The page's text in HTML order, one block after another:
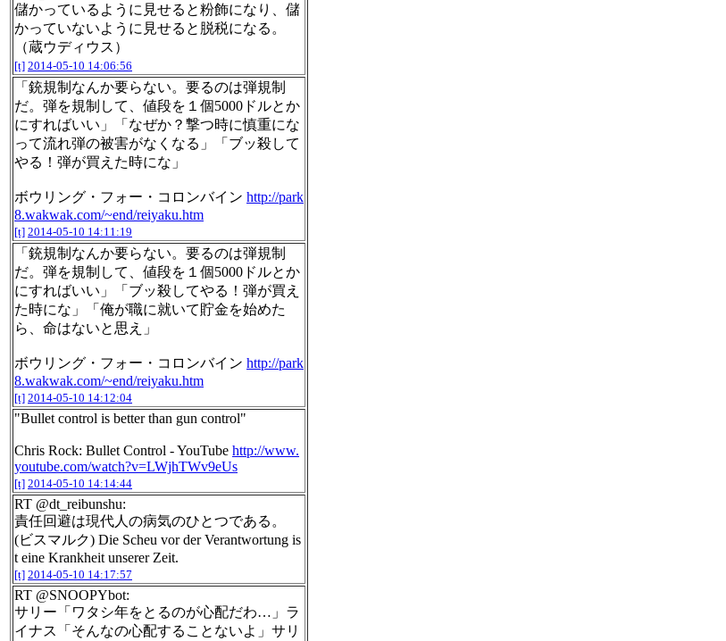
儲かっているように見せると粉飾になり、儲
かっていないように見せると脱税になる。
（蔵ウディウス）
[t] 2014-05-10 14:06:56
「銃規制なんか要らない。要るのは弾規制
だ。弾を規制して、値段を１個5000ドルとか
にすればいい」「なぜか？撃つ時に慎重にな
って流れ弾の被害がなくなる」「ブッ殺して
やる！弾が買えた時にな」
ボウリング・フォー・コロンバイン http://park
8.wakwak.com/~end/reiyaku.htm
[t] 2014-05-10 14:11:19
「銃規制なんか要らない。要るのは弾規制
だ。弾を規制して、値段を１個5000ドルとか
にすればいい」「ブッ殺してやる！弾が買え
た時にな」「俺が職に就いて貯金を始めた
ら、命はないと思え」
ボウリング・フォー・コロンバイン http://park
8.wakwak.com/~end/reiyaku.htm
[t] 2014-05-10 14:12:04
"Bullet control is better than gun control"
Chris Rock: Bullet Control - YouTube http://www.
youtube.com/watch?v=LWjhTWv9eUs
[t] 2014-05-10 14:14:44
RT @dt_reibunshu:
責任回避は現代人の病気のひとつである。
(ビスマルク) Die Scheu vor der Verantwortung is
t eine Krankheit unserer Zeit.
[t] 2014-05-10 14:17:57
RT @SNOOPYbot:
サリー「ワタシ年をとるのが心配だわ…」ラ
イナス「そんなの心配することないよ」サリ